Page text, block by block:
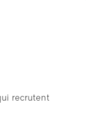
recrutent